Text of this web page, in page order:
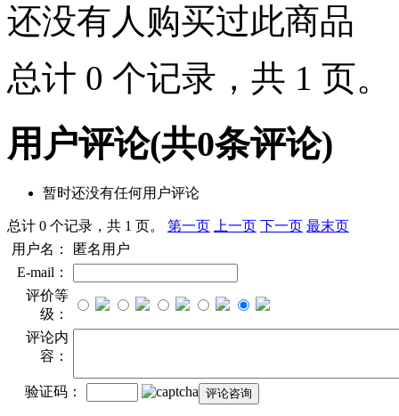
还没有人购买过此商品
总计 0 个记录，共 1 页。
用户评论(共0条评论)
暂时还没有任何用户评论
总计 0 个记录，共 1 页。 第一页 上一页 下一页 最末页
用户名：
匿名用户
E-mail：
评价等
级：
评论内
容：
验证码：